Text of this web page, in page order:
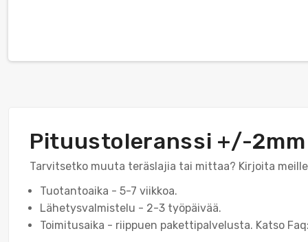
Pituustoleranssi +/-2mm
Tarvitsetko muuta teräslajia tai mittaa? Kirjoita
Tuotantoaika - 5-7 viikkoa.
Lähetysvalmistelu - 2-3 työpäivää.
Toimitusaika - riippuen pakettipalvelusta. Katso